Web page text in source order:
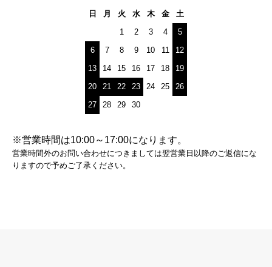
日 月 火 水 木 金
土
1
2 3 4
5
6
7 8 9 10 11
12
13
14 15 16 17 18
19
20
21 22 23 24 25
26
27
28 29 30
※営業時間は10:00～17:00になります。
営業時間外のお問い合わせにつきましては翌営業日以降のご返信にな
りますので予めご了承ください。